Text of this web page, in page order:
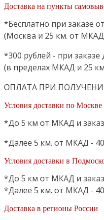
Доставка на пункты
*Бесплатно при заказе
(Москва и 25 км. от
*300 рублей - при заказе
(в пределах МКАД и 25
ОПЛАТА ПРИ
Условия доставки по
*До 5 км от МКАД и
*Далее 5 км. от МКАД - 40
Условия доставки в
*До 5 км от МКАД и
*Далее 5 км. от МКАД - 40
Доставка в регионы России